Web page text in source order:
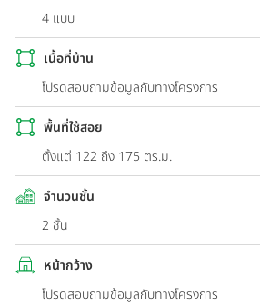
4 แบบ
เนื้อที่บ้าน
โปรดสอบถามข้อมูลกับทางโครงการ
พื้นที่ใช้สอย
ตั้งแต่ 122 ถึง 175 ตร.ม.
จำนวนชั้น
2 ชั้น
หน้ากว้าง
โปรดสอบถามข้อมูลกับทางโครงการ